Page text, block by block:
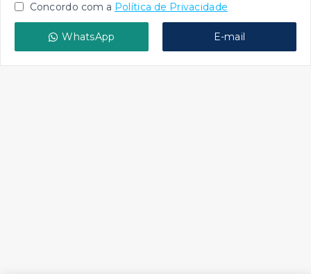
Concordo com a Política de Privacidade
WhatsApp E-mail